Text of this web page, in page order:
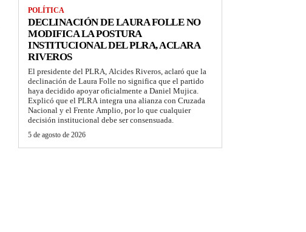
POLÍTICA
DECLINACIÓN DE LAURA FOLLE NO
MODIFICA LA POSTURA
INSTITUCIONAL DEL PLRA, ACLARA
RIVEROS
El presidente del PLRA, Alcides Riveros, aclaró que la
declinación de Laura Folle no significa que el partido
haya decidido apoyar oficialmente a Daniel Mujica.
Explicó que el PLRA integra una alianza con Cruzada
Nacional y el Frente Amplio, por lo que cualquier
decisión institucional debe ser consensuada.
5 de agosto de 2026